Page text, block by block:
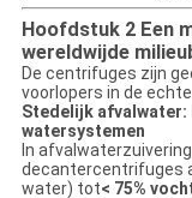
Hoofdstuk 2 Een
wereldwijde
De centrifuges zijn
voorlopers in de
Stedelijk afvalwater:
watersystemen
In
decantercentrifuges
water) tot< 75%